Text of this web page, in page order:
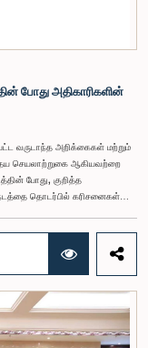
போது அதிகாரிகளின்
வருடாந்த அறிக்கைகள் மற்றும்
செயலாற்றுகை ஆகியவற்றை
போது, குறித்த
தொடர்பில் கரிசனைகள்
தாபிக்கப்பட்ட பாராளுமன்ற
முன் அனுமதியைப்
வெளியேறினர். இச்சம்பவங்களைத்
தவிசாளரினால் எழுப்பப்பட்ட
தொடர்பான
ஆம் திகதி ஒழுக்கநெறிகள் மற்றும்